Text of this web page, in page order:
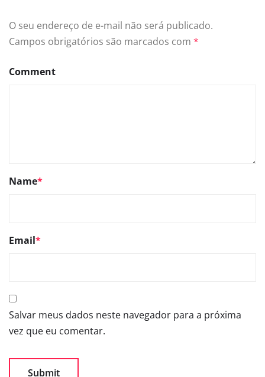
O seu endereço de e-mail não será publicado.
Campos obrigatórios são marcados com *
Comment
Name*
Email*
Salvar meus dados neste navegador para a próxima
vez que eu comentar.